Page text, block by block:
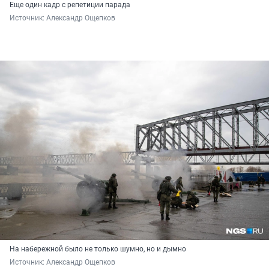
Еще один кадр с репетиции парада
Источник: Александр Ощепков
На набережной было не только шумно, но и дымно
Источник: Александр Ощепков